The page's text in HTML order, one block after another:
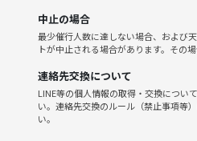
無理なく一緒に汗を流す場所"をテ
1. 気張らず始められるフットサル体
仲良くなれる 3. 適度な運動でストレ
きる 5. イベント後は交流タイムで話
がサポートするので初参加もしっかり
⚠️注意事項⚠️下記の行為はご遠慮くだ
中止の場合
最少催行人数に達しない場合、および
トが中止される場合があります。その
連絡先交換について
LINE等の個人情報の取得・交換につい
い。連絡先交換のルール（禁止事項等
い。